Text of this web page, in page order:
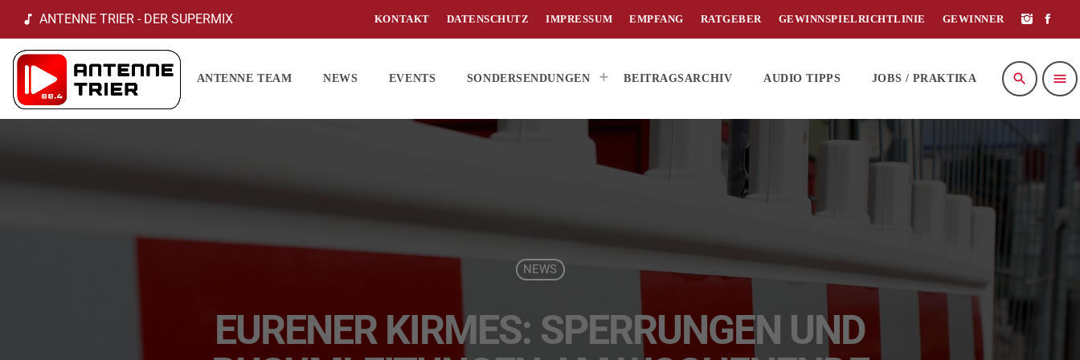
music_note ANTENNE TRIER - DER SUPERMIX KONTAKT DATENSCHUTZ IMPRESSUM EMPFANG RATGEBER GEWINNSPIELRICHTLINIE GEWINNER
ANTENNE TEAM NEWS EVENTS SONDERSENDUNGEN BEITRAGSARCHIV AUDIO TIPPS JOBS / PRAKTIKA search menu
NEWS
EURENER KIRMES: SPERRUNGEN UND